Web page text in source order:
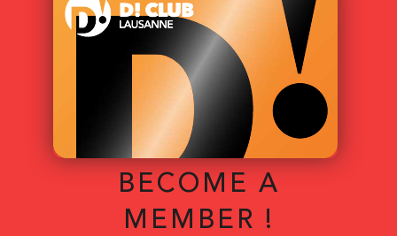
BECOME A
MEMBER !